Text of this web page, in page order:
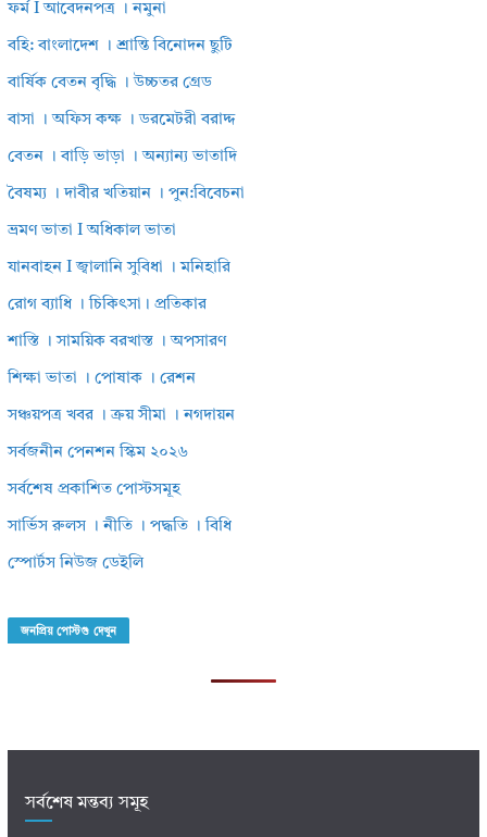
ফর্ম I আবেদনপত্র । নমুনা
বহি: বাংলাদেশ । শ্রান্তি বিনোদন ছুটি
বার্ষিক বেতন বৃদ্ধি । উচ্চতর গ্রেড
বাসা । অফিস কক্ষ । ডরমেটরী বরাদ্দ
বেতন । বাড়ি ভাড়া । অন্যান্য ভাতাদি
বৈষম্য । দাবীর খতিয়ান । পুন:বিবেচনা
ভ্রমণ ভাতা I অধিকাল ভাতা
যানবাহন I জ্বালানি সুবিধা । মনিহারি
রোগ ব্যাধি । চিকিৎসা। প্রতিকার
শাস্তি । সাময়িক বরখাস্ত । অপসারণ
শিক্ষা ভাতা । পোষাক । রেশন
সঞ্চয়পত্র খবর । ক্রয় সীমা । নগদায়ন
সর্বজনীন পেনশন স্কিম ২০২৬
সর্বশেষ প্রকাশিত পোস্টসমূহ
সার্ভিস রুলস । নীতি । পদ্ধতি । বিধি
স্পোর্টস নিউজ ডেইলি
জনপ্রিয় পোস্টগু দেখুন
সর্বশেষ মন্তব্য সমূহ